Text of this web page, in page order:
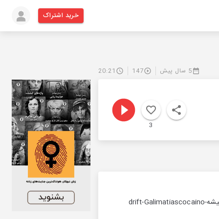
خرید اشتراک
5 سال پیش 147
20:21
3
تا حالا به این اعداد فکر کردین؟موزیک های این قسمت:از همه بیشتر- اشکان نعیمکیان پورتراب- شب صبح میشهdrift-Galimatiascocaino-